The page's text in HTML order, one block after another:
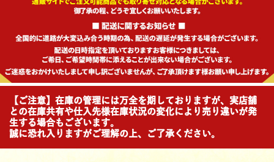
【ご注意】在庫の管理には万全を期しておりますが、実店舗
との在庫共有や仕入先様在庫状況の変化により売り違いが発
生する場合もございます。
誠に恐れ入りますがご理解の上、ご了承ください。